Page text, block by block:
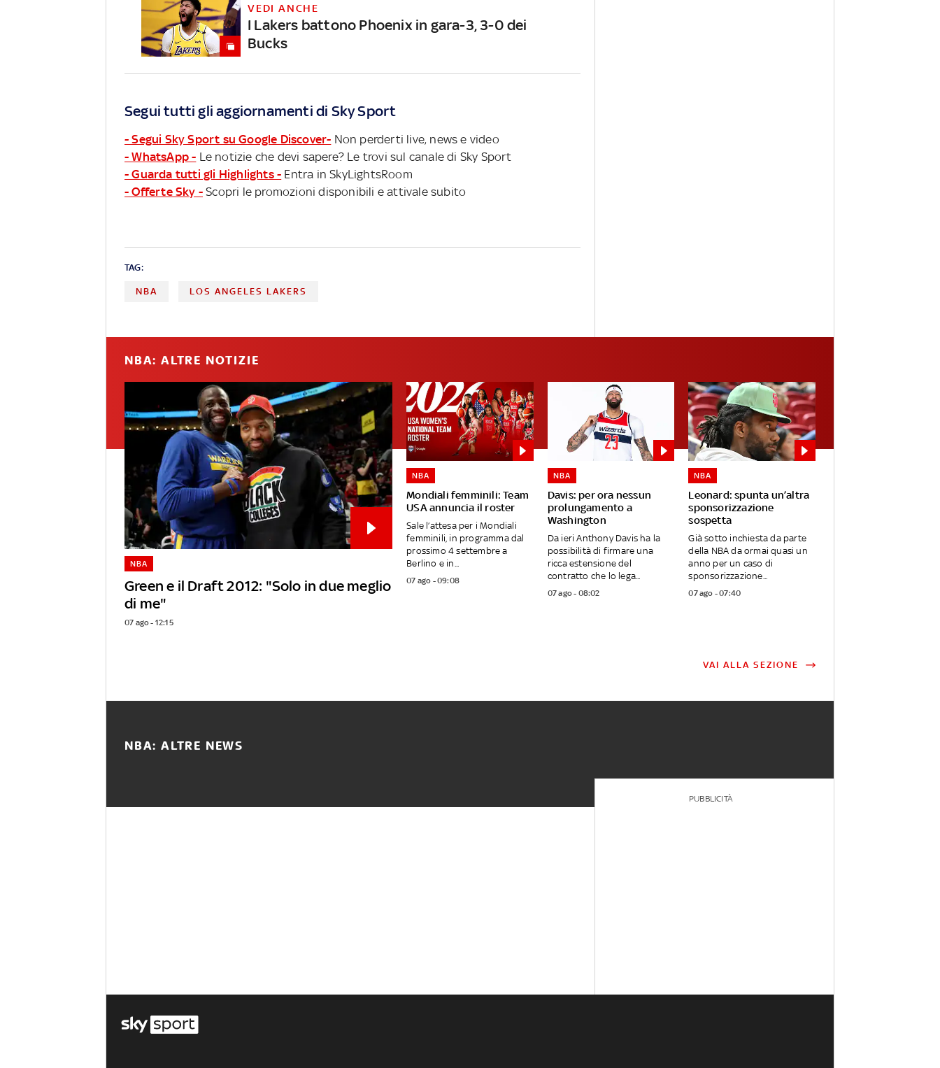
VEDI ANCHE
I Lakers battono Phoenix in gara-3, 3-0 dei
Bucks
Segui tutti gli aggiornamenti di Sky Sport
- Segui Sky Sport su Google Discover- Non perderti live, news e video
- WhatsApp - Le notizie che devi sapere? Le trovi sul canale di Sky Sport
- Guarda tutti gli Highlights - Entra in SkyLightsRoom
- Offerte Sky - Scopri le promozioni disponibili e attivale subito
TAG:
NBA LOS ANGELES LAKERS
NBA: ALTRE NOTIZIE
Green e il Draft 2012: "Solo in due meglio
di me"
NBA
07 ago - 12:15
Mondiali femminili: Team
USA annuncia il roster
NBA
Sale l’attesa per i Mondiali
femminili, in programma dal
prossimo 4 settembre a
Berlino e in...
07 ago - 09:08
Davis: per ora nessun
prolungamento a
Washington
NBA
Da ieri Anthony Davis ha la
possibilità di firmare una
ricca estensione del
contratto che lo lega...
07 ago - 08:02
Leonard: spunta un’altra
sponsorizzazione
sospetta
NBA
Già sotto inchiesta da parte
della NBA da ormai quasi un
anno per un caso di
sponsorizzazione...
07 ago - 07:40
VAI ALLA SEZIONE
NBA: ALTRE NEWS
PUBBLICITÀ